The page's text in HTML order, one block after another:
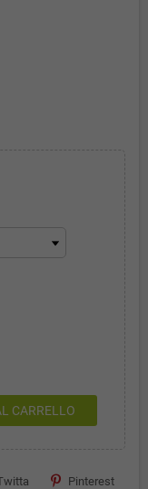
CARRELLO
Pinterest